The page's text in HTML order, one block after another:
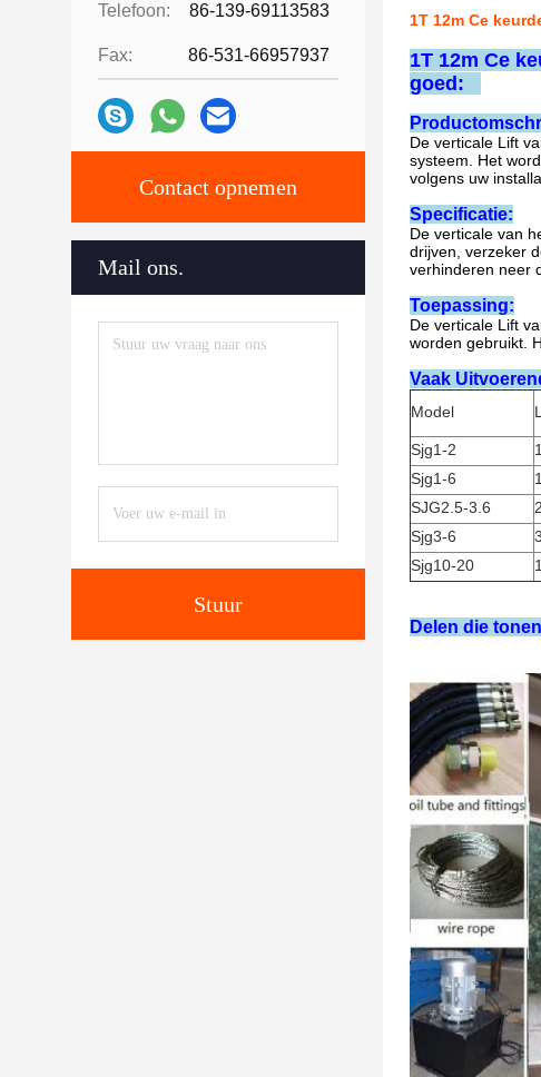
Telefoon: 86-139-69113583
Fax: 86-531-66957937
Contact opnemen
Mail ons.
Stuur
1T 12m Ce
1T 12m Ce
goed:
De verticale Lift
systeem. Het
volgens uw
Specificatie:
De verticale van
drijven, verzeker
verhinderen neer
Toepassing:
De verticale Lift
worden gebruikt.
Vaak
Model
Sjg1-2
Sjg1-6
SJG2.5-3.6
Sjg3-6
Sjg10-20
Delen die